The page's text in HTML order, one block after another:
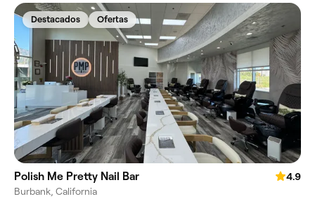
Destacados Ofertas
Polish Me Pretty Nail Bar
4.9
Burbank, California